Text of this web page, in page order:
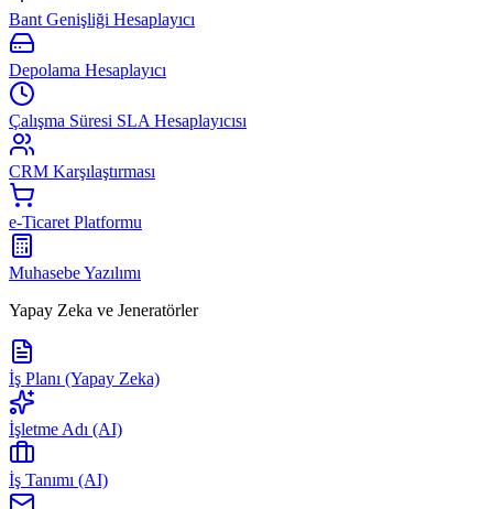
Bant Genişliği Hesaplayıcı
Depolama Hesaplayıcı
Çalışma Süresi SLA Hesaplayıcısı
CRM Karşılaştırması
e-Ticaret Platformu
Muhasebe Yazılımı
Yapay Zeka ve Jeneratörler
İş Planı (Yapay Zeka)
İşletme Adı (AI)
İş Tanımı (AI)